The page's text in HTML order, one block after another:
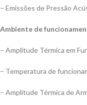
– Emissões de Pressão
Ambiente de
– Amplitude Térmica em
– Temperatura de
– Amplitude Térmica de